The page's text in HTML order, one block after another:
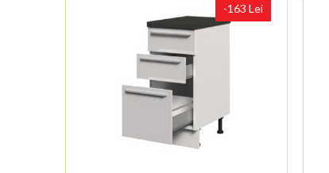
-163 Lei